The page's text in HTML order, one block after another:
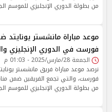
من بطولة الدوري الإنجليزي للموسم الجاري
موعد مباراة مانشستر يونايتد
فورست في الدوري الإنجليزي
الجمعة 28/مارس/2025 - 01:03 م
نرصد موعد مباراة فريق مانشستر
من بطولة الدوري الإنجليزي للموسم الجاري